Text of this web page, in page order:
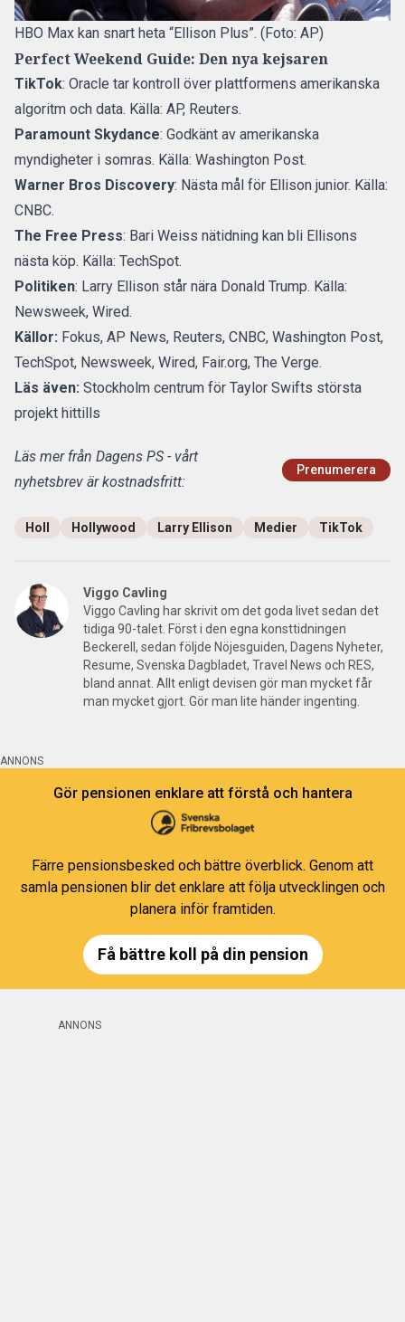
HBO Max kan snart heta “Ellison Plus”. (Foto: AP)
Perfect Weekend Guide: Den nya kejsaren
TikTok: Oracle tar kontroll över plattformens amerikanska
algoritm och data. Källa: AP, Reuters.
Paramount Skydance: Godkänt av amerikanska
myndigheter i somras. Källa: Washington Post.
Warner Bros Discovery: Nästa mål för Ellison junior. Källa:
CNBC.
The Free Press: Bari Weiss nätidning kan bli Ellisons
nästa köp. Källa: TechSpot.
Politiken: Larry Ellison står nära Donald Trump. Källa:
Newsweek, Wired.
Källor: Fokus, AP News, Reuters, CNBC, Washington Post,
TechSpot, Newsweek, Wired, Fair.org, The Verge.
Läs även: Stockholm centrum för Taylor Swifts största
projekt hittills
Läs mer från Dagens PS - vårt
nyhetsbrev är kostnadsfritt:
Prenumerera
Holl Hollywood Larry Ellison Medier TikTok
Viggo Cavling
Viggo Cavling har skrivit om det goda livet sedan det
tidiga 90-talet. Först i den egna konsttidningen
Beckerell, sedan följde Nöjesguiden, Dagens Nyheter,
Resume, Svenska Dagbladet, Travel News och RES,
bland annat. Allt enligt devisen gör man mycket får
man mycket gjort. Gör man lite händer ingenting.
ANNONS
Gör pensionen enklare att förstå och hantera
Färre pensionsbesked och bättre överblick. Genom att
samla pensionen blir det enklare att följa utvecklingen och
planera inför framtiden.
Få bättre koll på din pension
ANNONS